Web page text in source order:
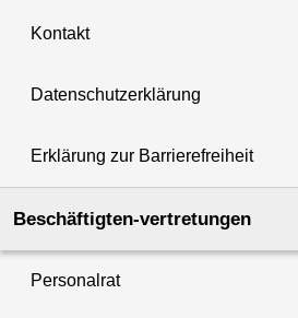
Kontakt
Datenschutzerklärung
Erklärung zur Barrierefreiheit
Beschäftigten-vertretungen
Personalrat